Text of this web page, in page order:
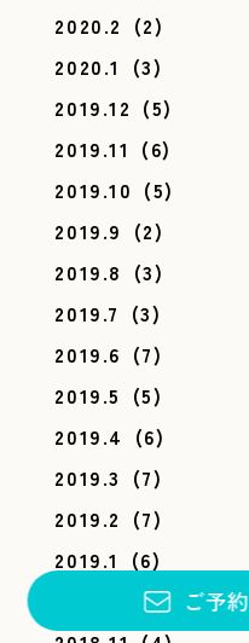
2020.2 (2)
2020.1
(3)
2019.12 (5)
2019.11 (6)
2019.10 (5)
2019.9 (2)
2019.8 (3)
2019.7 (3)
2019.6 (7)
2019.5 (5)
2019.4 (6)
2019.3 (7)
2019.2 (7)
2019.1
(6)
(10) ご予約